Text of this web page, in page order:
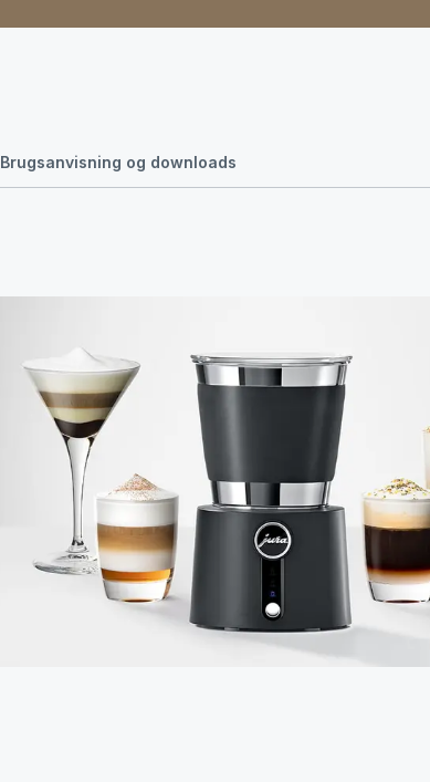
Brugsanvisning og downloads